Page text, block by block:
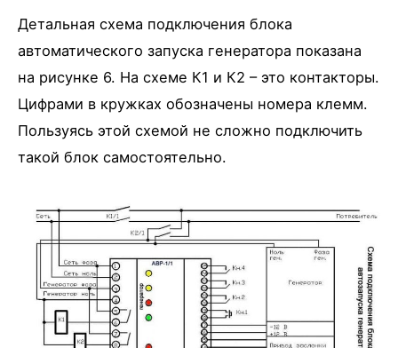
Детальная схема подключения блока
автоматического запуска генератора показана
на рисунке 6. На схеме К1 и К2 – это контакторы.
Цифрами в кружках обозначены номера клемм.
Пользуясь этой схемой не сложно подключить
такой блок самостоятельно.